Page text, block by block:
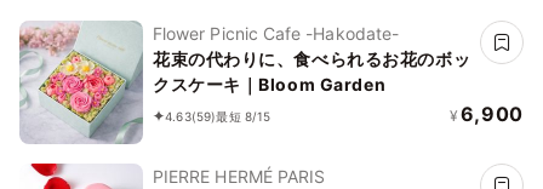
Flower Picnic Cafe -Hakodate-
花束の代わりに、食べられるお花のボッ
クスケーキ｜Bloom Garden
4.63(59)最短 8/15 ¥ 6,900
PIERRE HERMÉ PARIS